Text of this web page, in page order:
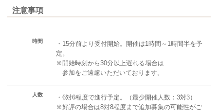
注意事項
時間
・15分前より受付開始。開催は1時間～1時間半を予
定。
※開始時刻から30分以上遅れる場合は
参加をご遠慮いただいております。
人数
・6対6程度で進行予定。（最少開催人数：3対3）
※好評の場合は8対8程度まで追加募集の可能性がご